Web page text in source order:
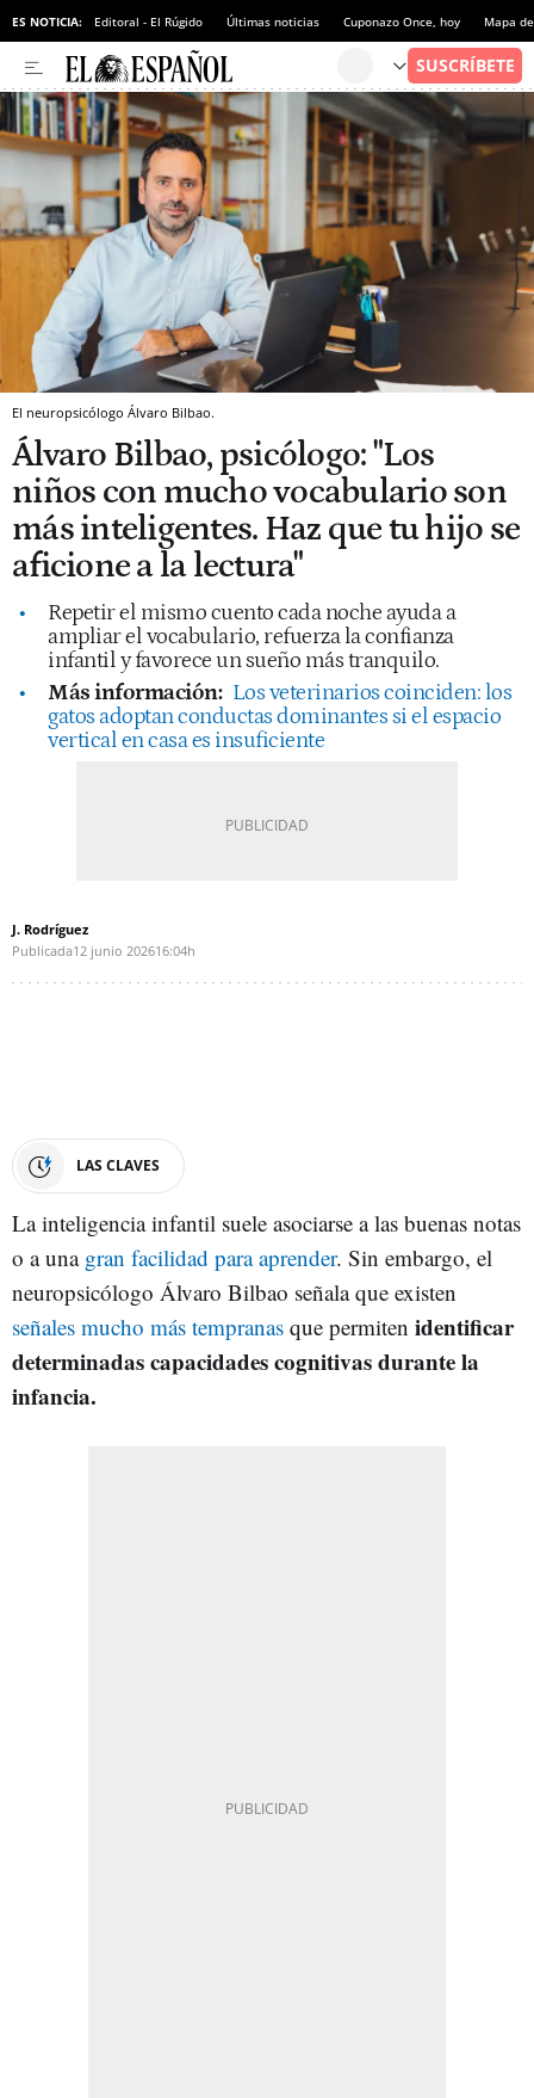
ES NOTICIA: Editoral - El Rúgido Últimas noticias Cuponazo Once, hoy Mapa
El neuropsicólogo Álvaro Bilbao.
Álvaro Bilbao, psicólogo: "Los
niños con mucho vocabulario son
más inteligentes. Haz que tu hijo se
aficione a la lectura"
Repetir el mismo cuento cada noche ayuda a
ampliar el vocabulario, refuerza la confianza
infantil y favorece un sueño más tranquilo.
Más información: Los veterinarios coinciden: los
gatos adoptan conductas dominantes si el espacio
vertical en casa es insuficiente
J. Rodríguez
Publicada12 junio 202616:04h
LAS CLAVES
La inteligencia infantil suele asociarse a las buenas notas
o a una gran facilidad para aprender. Sin embargo, el
neuropsicólogo Álvaro Bilbao señala que existen
señales mucho más tempranas que permiten identificar
determinadas capacidades cognitivas durante la
infancia.